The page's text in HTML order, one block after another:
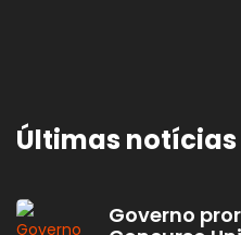
Últimas notícias
Governo